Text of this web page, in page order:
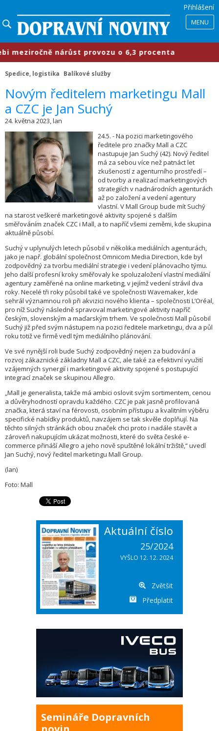
Přihlášení
MENU
nárůst provozu o 6,3 procenta
Spedice, logistika Balíkové služby
​Novým ředitelem marketingu Mall
a CZC je Jan Suchý
24. května 2023, lan
24.5. - Na pozici marketingového
ředitele pro značky Mall a CZC
nastupuje Jan Suchý (42). Nový ředitel
má za sebou více než patnáct let
zkušeností z agenturního prostředí –
od tvorby a realizací marketingových
strategiích v nadnárodních agenturách
až po založení a vedení agentury
vlastní. V Mall Group bude mít Suchý
na starost veškeré marketingové aktivity spojené s dalším
směřováním značek CZC i Mall, a to napříč všemi zeměmi, kde skupina
aktuálně působí.
Suchý v uplynulých letech působil v několika mediálních agenturách,
jako je např. globální společnost Omnicom Media Direction, kde byl
zodpovědný za tvorbu mediální strategie i vedení plánovacího týmu.
Jeho další profesní kroky směřovaly ke spoluzaložení vlastní mediální
agentury zaměřené na online marketing, v jejímž vedení strávil dva
roky. Necelé tři roky působil také ve společnosti Wavemaker, kde
sehrál významnou roli při akvizici nového klienta – společnosti L’Oréal,
pro níž Suchý následně spravoval marketingové aktivity napříč
českým, slovenským a maďarským trhem. Ve společnosti Mall působil
Suchý již před svým nástupem na pozici ředitele marketingu, dva a půl
roku totiž ve firmě vedl tým mediálního plánování.
Ve své nynější roli bude Suchý zodpovědný nejen za budování a
rozvoj zákaznické základny Mall a CZC, ale také za efektivní využití
vzájemných synergií i marketingové aktivity spojené s postupující
integrací značek se skupinou Allegro.
„Mall je generalista, takže má ambici oslovit svým sortimentem, cenou
a důvěryhodností opravdu každého. CZC je pak jasně profilovaná
značka, která staví na férovosti, osobním přístupu a kvalitním výběru
specifické nabídky produktů, navzájem se tak skvěle doplňují. Na
těchto silných stránkách obou značek chci proto i nadále stavět a
zároveň nakupujícím ukázat možnosti, které do světa české e-
commerce přináší Allegro a jeho nově spuštěné lokální tržiště,“ uvedl
Jan Suchý, nový ředitel marketingu Mall Group.
(lan)
Foto: Mall
Aktuální číslo
25/2024
VYŠLO 12. 12. 2024
Zvětšit
Předplatit
Semináře Dopravních